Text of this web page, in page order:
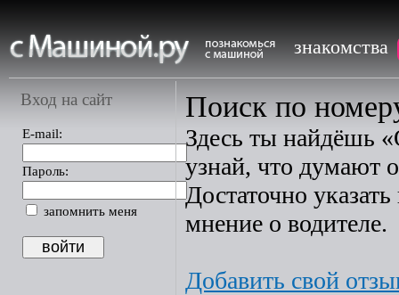
знакомства
Вход на сайт
E-mail:
Пароль:
запомнить меня
Поиск по
Здесь ты найдёшь
узнай, что думают
Достаточно
мнение о водителе.
Добавить свой